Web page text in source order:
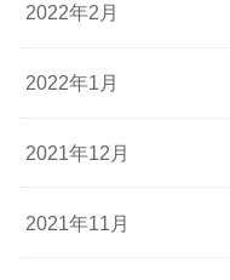
2022年2月
2022年1月
2021年12月
2021年11月